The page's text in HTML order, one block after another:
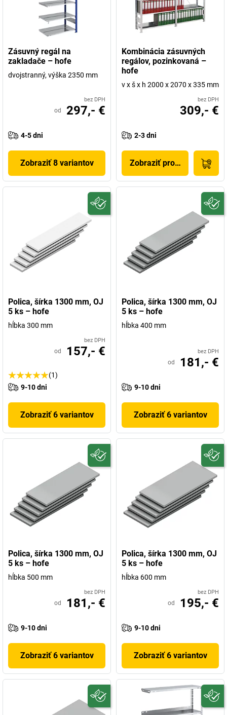
Zásuvný regál na
zakladače – hofe
dvojstranný, výška 2350 mm
bez DPH
od 297,- €
4-5 dni
Zobraziť 8 variantov
Kombinácia zásuvných
regálov, pozinkovaná –
hofe
v x š x h 2000 x 2070 x 335 mm
bez DPH
309,- €
2-3 dni
Zobraziť produkt
Polica, šírka 1300 mm, OJ
5 ks – hofe
hĺbka 300 mm
bez DPH
od 157,- €
(1)
9-10 dni
Zobraziť 6 variantov
Polica, šírka 1300 mm, OJ
5 ks – hofe
hĺbka 400 mm
bez DPH
od 181,- €
9-10 dni
Zobraziť 6 variantov
Polica, šírka 1300 mm, OJ
5 ks – hofe
hĺbka 500 mm
bez DPH
od 181,- €
9-10 dni
Zobraziť 6 variantov
Polica, šírka 1300 mm, OJ
5 ks – hofe
hĺbka 600 mm
bez DPH
od 195,- €
9-10 dni
Zobraziť 6 variantov